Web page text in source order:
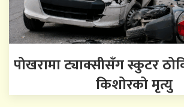
पोखरामा ट्याक्सीसँग स्कुटर
किशोरको मृत्यु